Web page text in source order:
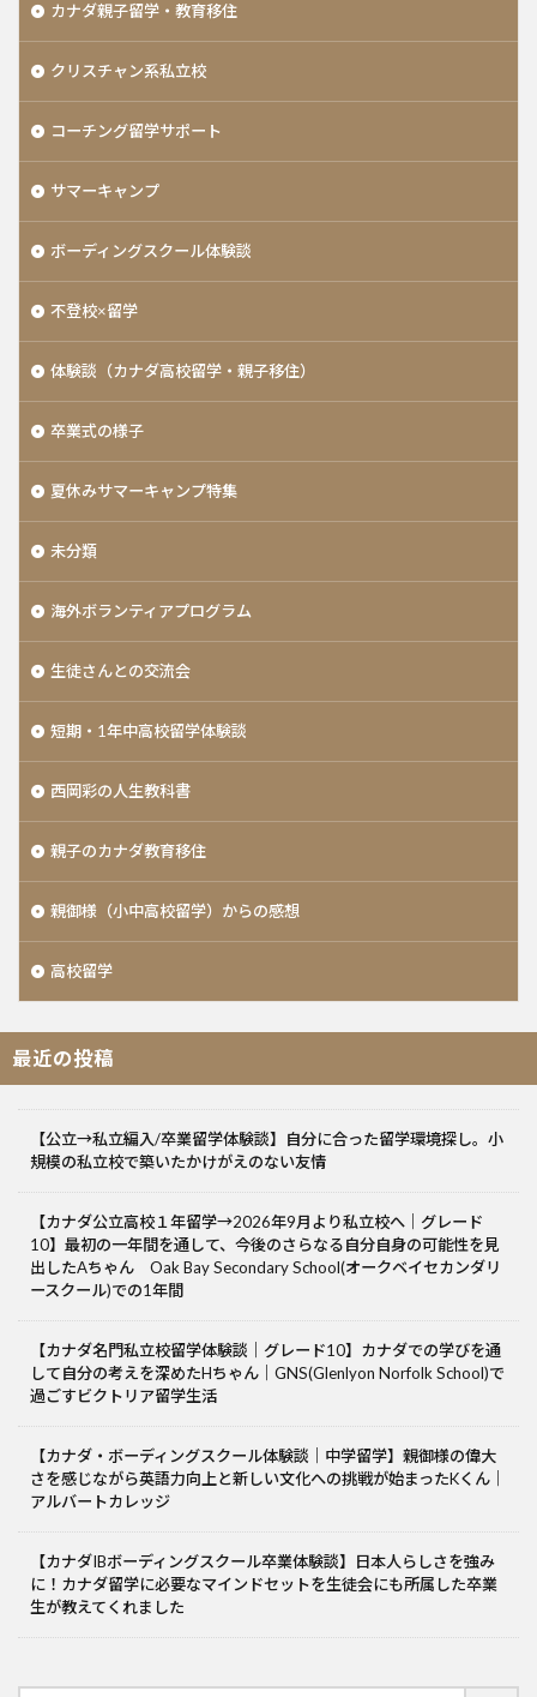
カナダ親子留学・教育移住
クリスチャン系私立校
コーチング留学サポート
サマーキャンプ
ボーディングスクール体験談
不登校×留学
体験談（カナダ高校留学・親子移住）
卒業式の様子
夏休みサマーキャンプ特集
未分類
海外ボランティアプログラム
生徒さんとの交流会
短期・1年中高校留学体験談
西岡彩の人生教科書
親子のカナダ教育移住
親御様（小中高校留学）からの感想
高校留学
最近の投稿
【公立→私立編入/卒業留学体験談】自分に合った留学環境探し。小
規模の私立校で築いたかけがえのない友情
【カナダ公立高校１年留学→2026年9月より私立校へ｜グレード
10】最初の一年間を通して、今後のさらなる自分自身の可能性を見
出したAちゃん Oak Bay Secondary School(オークベイセカンダリ
ースクール)での1年間
【カナダ名門私立校留学体験談｜グレード10】カナダでの学びを通
して自分の考えを深めたHちゃん｜GNS(Glenlyon Norfolk School)で
過ごすビクトリア留学生活
【カナダ・ボーディングスクール体験談｜中学留学】親御様の偉大
さを感じながら英語力向上と新しい文化への挑戦が始まったKくん｜
アルバートカレッジ
【カナダIBボーディングスクール卒業体験談】日本人らしさを強み
に！カナダ留学に必要なマインドセットを生徒会にも所属した卒業
生が教えてくれました